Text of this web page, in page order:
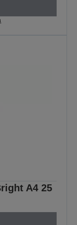
A4 25